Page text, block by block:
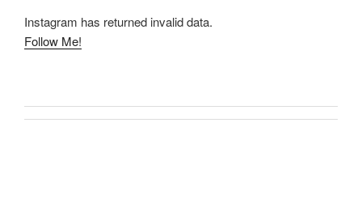
Instagram has returned invalid data.
Follow Me!